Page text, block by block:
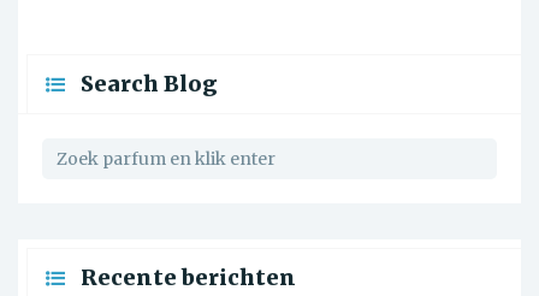
Search Blog
Recente berichten